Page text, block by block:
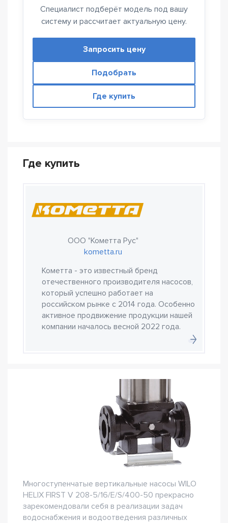
Специалист подберёт модель под вашу
систему и рассчитает актуальную цену.
Запросить цену
Подобрать
Где купить
Где купить
ООО "Кометта Рус"
kometta.ru
Кометта - это известный бренд
отечественного производителя насосов,
который успешно работает на
российском рынке с 2014 года. Особенно
активное продвижение продукции нашей
компании началось весной 2022 года.
Многоступенчатые вертикальные насосы WILO
HELIX FIRST V 208-5/16/E/S/400-50 прекрасно
зарекомендовали себя в реализации задач
водоснабжения и водоотведения различных